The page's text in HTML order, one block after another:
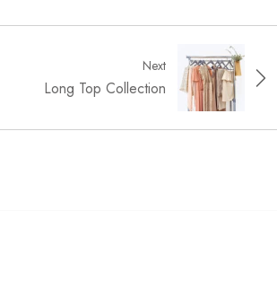
Next
Long Top Collection